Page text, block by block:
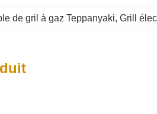
de gril à gaz Teppanyaki, Grill